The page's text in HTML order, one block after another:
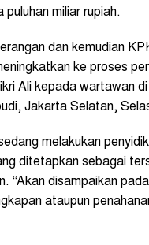
miliar rupiah.
dan kemudian
ke proses
Ali kepada wartawan
Jakarta Selatan,
melakukan
ditetapkan sebagai
“Akan disampaikan
ataupun